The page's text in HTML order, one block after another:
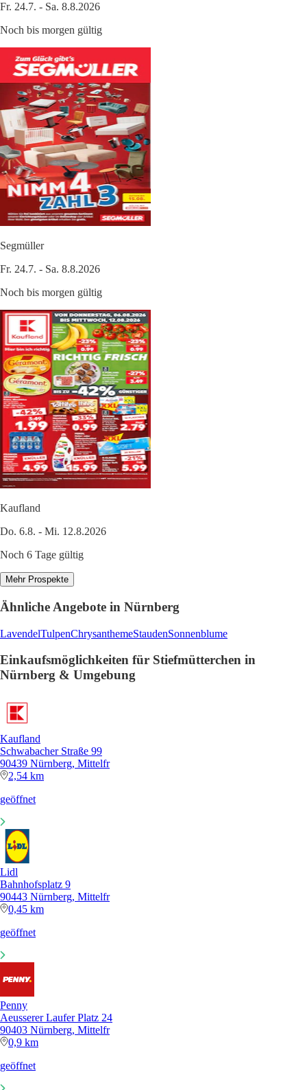
Fr. 24.7. - Sa. 8.8.2026
Noch bis morgen gültig
Segmüller
Fr. 24.7. - Sa. 8.8.2026
Noch bis morgen gültig
Kaufland
Do. 6.8. - Mi. 12.8.2026
Noch 6 Tage gültig
Mehr Prospekte
Ähnliche Angebote in Nürnberg
LavendelTulpenChrysanthemeStaudenSonnenblume
Einkaufsmöglichkeiten für Stiefmütterchen in
Nürnberg & Umgebung
Kaufland
Schwabacher Straße 99
90439 Nürnberg, Mittelfr
2,54 km
geöffnet
Lidl
Bahnhofsplatz 9
90443 Nürnberg, Mittelfr
0,45 km
geöffnet
Penny
Aeusserer Laufer Platz 24
90403 Nürnberg, Mittelfr
0,9 km
geöffnet